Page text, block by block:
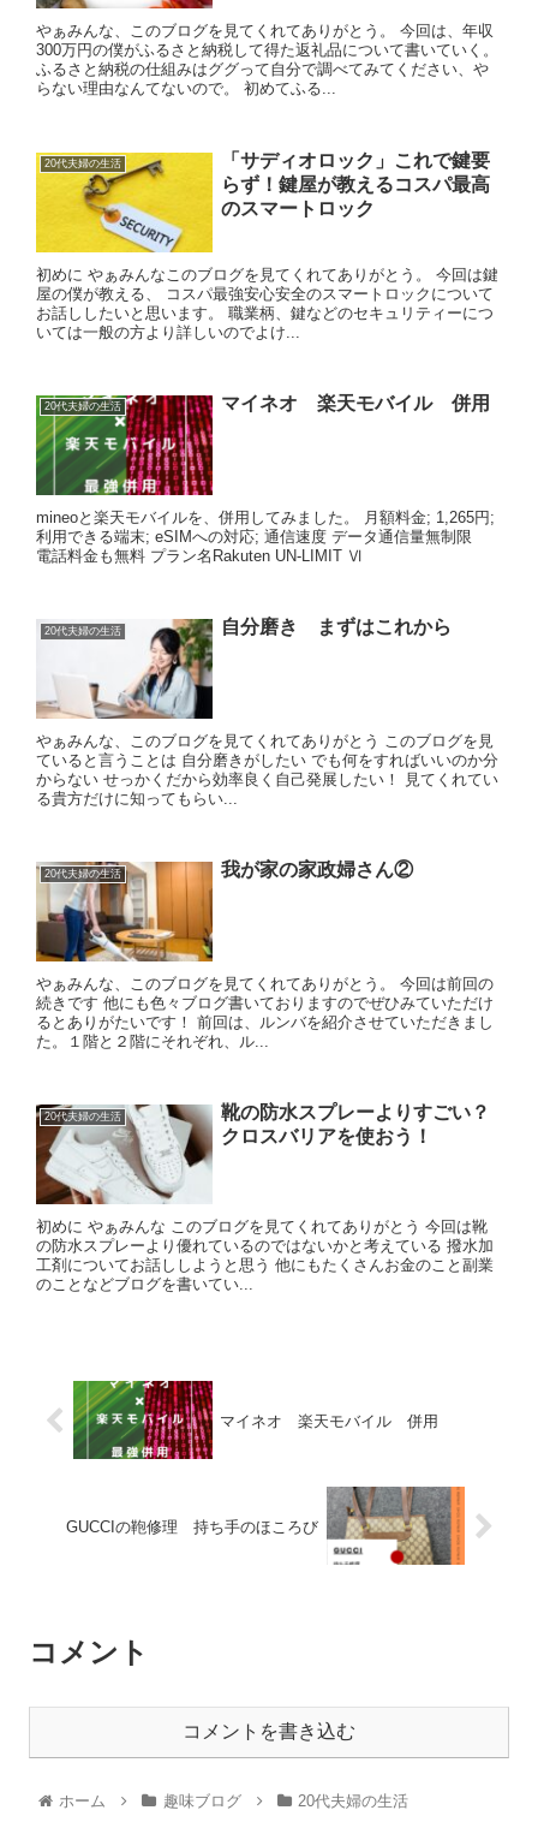
やぁみんな、このブログを見てくれてありがとう。 今回は、年収
300万円の僕がふるさと納税して得た返礼品について書いていく。
ふるさと納税の仕組みはググって自分で調べてみてください、や
らない理由なんてないので。 初めてふる...
20代夫婦の生活
「サディオロック」これで鍵要
らず！鍵屋が教えるコスパ最高
のスマートロック
初めに やぁみんなこのブログを見てくれてありがとう。 今回は鍵
屋の僕が教える、 コスパ最強安心安全のスマートロックについて
お話ししたいと思います。 職業柄、鍵などのセキュリティーにつ
いては一般の方より詳しいのでよけ...
20代夫婦の生活 マイネオ 楽天モバイル 併用
mineoと楽天モバイルを、併用してみました。 月額料金; 1,265円;
利用できる端末; eSIMへの対応; 通信速度 データ通信量無制限
電話料金も無料 プラン名Rakuten UN-LIMIT Ⅵ
20代夫婦の生活 自分磨き まずはこれから
やぁみんな、このブログを見てくれてありがとう このブログを見
ていると言うことは 自分磨きがしたい でも何をすればいいのか分
からない せっかくだから効率良く自己発展したい！ 見てくれてい
る貴方だけに知ってもらい...
20代夫婦の生活 我が家の家政婦さん②
やぁみんな、このブログを見てくれてありがとう。 今回は前回の
続きです 他にも色々ブログ書いておりますのでぜひみていただけ
るとありがたいです！ 前回は、ルンバを紹介させていただきまし
た。１階と２階にそれぞれ、ル...
20代夫婦の生活
靴の防水スプレーよりすごい？
クロスバリアを使おう！
初めに やぁみんな このブログを見てくれてありがとう 今回は靴
の防水スプレーより優れているのではないかと考えている 撥水加
工剤についてお話ししようと思う 他にもたくさんお金のこと副業
のことなどブログを書いてい...
マイネオ 楽天モバイル 併用
GUCCIの鞄修理 持ち手のほころび
コメント
コメントを書き込む
ホーム 趣味ブログ 20代夫婦の生活